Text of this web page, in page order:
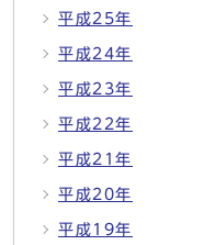
平成25年
平成24年
平成23年
平成22年
平成21年
平成20年
平成19年